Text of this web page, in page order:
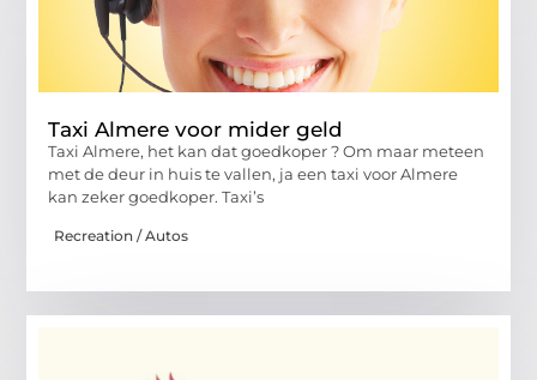
Taxi Almere voor mider geld
Taxi Almere, het kan dat goedkoper ? Om maar meteen
met de deur in huis te vallen, ja een taxi voor Almere
kan zeker goedkoper. Taxi’s
Recreation / Autos